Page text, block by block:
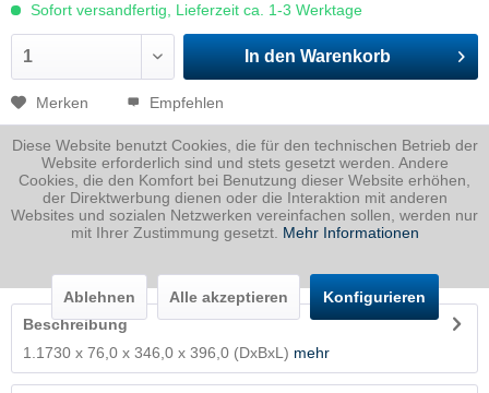
Sofort versandfertig, Lieferzeit ca. 1-3 Werktage
In den Warenkorb
Merken Empfehlen
Artikel-Nr.: 1730076034600396P
Dicke
76 mm
Breite
346 mm
396 mm
Gewicht 81.74Kg
Beschreibung
1.1730 x 76,0 x 346,0 x 396,0 (DxBxL) mehr
Diese Website benutzt Cookies, die für den technischen Betrieb der
Website erforderlich sind und stets gesetzt werden. Andere
Cookies, die den Komfort bei Benutzung dieser Website erhöhen,
der Direktwerbung dienen oder die Interaktion mit anderen
Websites und sozialen Netzwerken vereinfachen sollen, werden nur
mit Ihrer Zustimmung gesetzt. Mehr Informationen
Ablehnen Alle akzeptieren Konfigurieren